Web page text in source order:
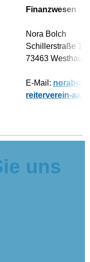
Finanzwesen
Nora Bolch
Schillerstraße 16
73463
E-Mail:
reiterverein-
uns